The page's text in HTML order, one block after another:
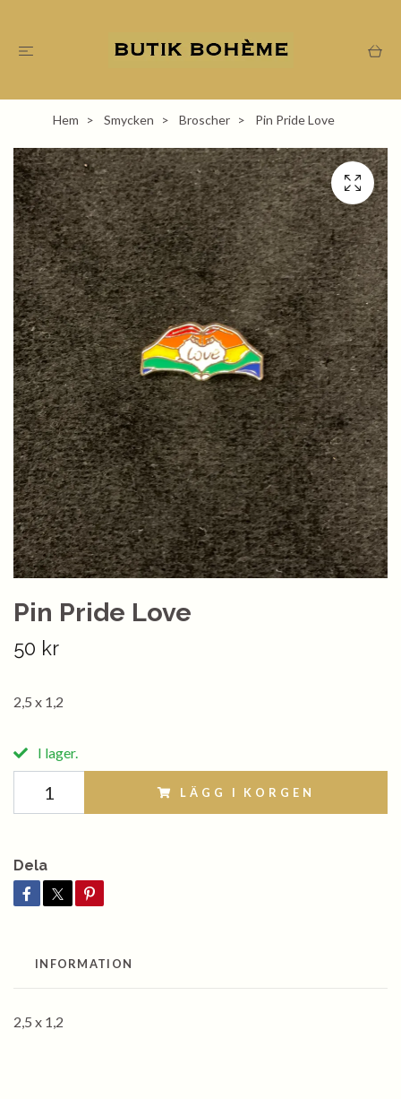
Hem Smycken Broscher Pin Pride Love
Pin Pride Love
50 kr
2,5 x 1,2
I lager.
LÄGG I KORGEN
Dela
INFORMATION
2,5 x 1,2